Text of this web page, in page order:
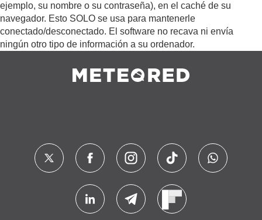
ejemplo, su nombre o su contraseña), en el caché de su
navegador. Esto SOLO se usa para mantenerle
conectado/desconectado. El software no recava ni envía
ningún otro tipo de información a su ordenador.